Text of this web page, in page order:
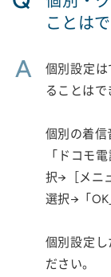
ことは
A
個別設定
ることはで
個別の着信
「ドコモ
択→［メニ
選択→「OK
個別設定
ださい。